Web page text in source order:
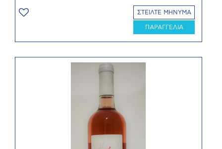
ΣΤΕΙΛΤΕ ΜΗΝΥΜΑ
ΠΑΡΑΓΓΕΛΙΑ